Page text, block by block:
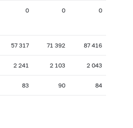
0 0 0
57 317 71 392 87 416
2 241 2 103 2 043
83 90 84